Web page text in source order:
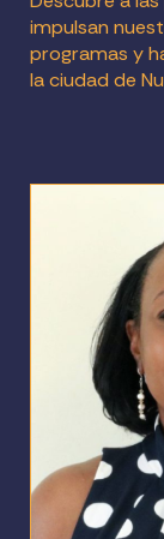
impulsan
programas y
la ciudad de